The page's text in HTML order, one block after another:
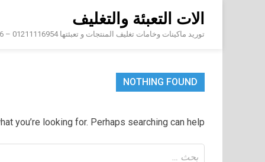
content
الات التعبئة والتغليف
توريد ماكينات وخامات تغليف المنتجات و تعبئتها 01211116954 – 01211116956 – 01211116958
NOTHING FOUND
you’re looking for. Perhaps searching can help.